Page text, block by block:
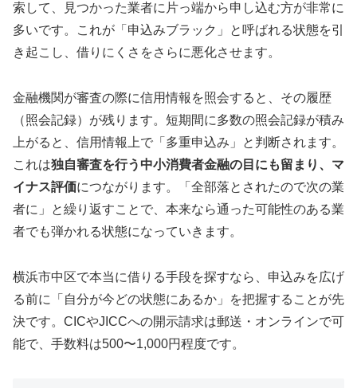
索して、見つかった業者に片っ端から申し込む方が非常に
多いです。これが「申込みブラック」と呼ばれる状態を引
き起こし、借りにくさをさらに悪化させます。
金融機関が審査の際に信用情報を照会すると、その履歴
（照会記録）が残ります。短期間に多数の照会記録が積み
上がると、信用情報上で「多重申込み」と判断されます。
これは独自審査を行う中小消費者金融の目にも留まり、マ
イナス評価につながります。「全部落とされたので次の業
者に」と繰り返すことで、本来なら通った可能性のある業
者でも弾かれる状態になっていきます。
横浜市中区で本当に借りる手段を探すなら、申込みを広げ
る前に「自分が今どの状態にあるか」を把握することが先
決です。CICやJICCへの開示請求は郵送・オンラインで可
能で、手数料は500〜1,000円程度です。